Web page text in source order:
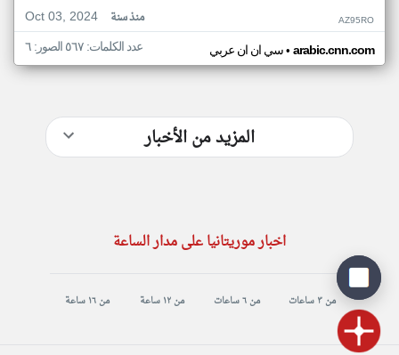
Oct 03, 2024
منذ سنة AZ95RO
سي ان ان عربي• arabic.cnn.com عدد الكلمات: ٥٦٧ الصور: ٦
المزيد من الأخبار
اخبار موريتانيا على مدار الساعة
من ٣ ساعات من ٦ ساعات من ١٢ ساعة من ١٦ ساعة